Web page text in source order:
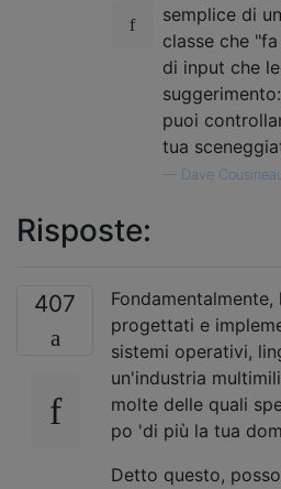
semplice di
classe che
di input che
puoi
tua
Dave
Risposte:
407
progettati e
sistemi operativi,
un'industria
molte delle quali
po 'di più la tua
Detto questo,